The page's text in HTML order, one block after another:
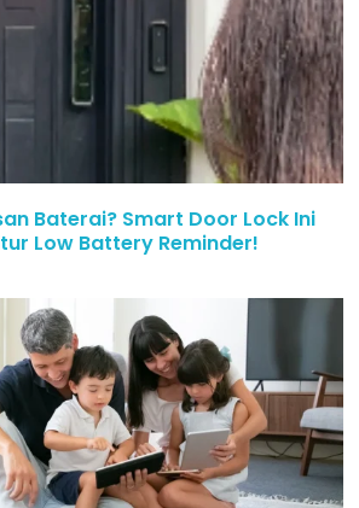
Baterai? Smart Door Lock Ini
Low Battery Reminder!